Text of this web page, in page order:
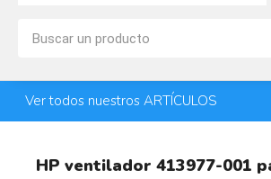
Ver todos nuestros ARTÍCULOS
HP ventilador 413977-001